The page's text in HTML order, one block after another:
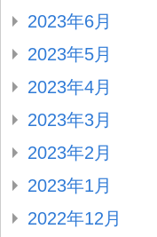
2023年6月
2023年5月
2023年4月
2023年3月
2023年2月
2023年1月
2022年12月